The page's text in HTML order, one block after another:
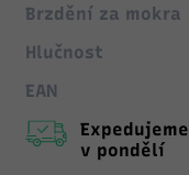
Brzdění za mokra
Hlučnost
EAN
Expedujeme
v pondělí